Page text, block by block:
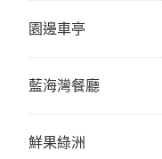
園邊車亭
藍海灣餐廳
鮮果綠洲